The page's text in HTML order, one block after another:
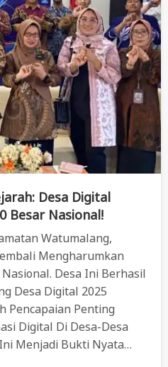
Desa Digital
Besar Nasional!
Watumalang,
Mengharumkan
Desa Ini Berhasil
Desa Digital 2025
Pencapaian Penting
Digital Di Desa-Desa
Menjadi Bukti Nyata…